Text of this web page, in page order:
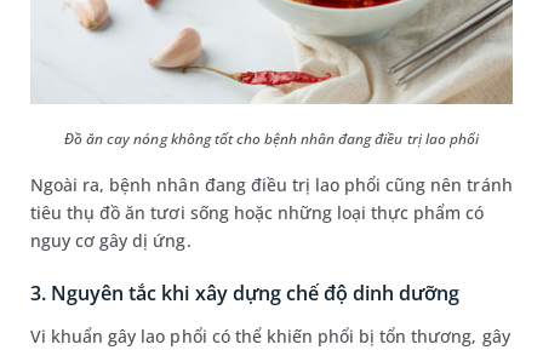
Đồ ăn cay nóng không tốt cho bệnh nhân đang điều trị lao phổi
Ngoài ra, bệnh nhân đang điều trị lao phổi cũng nên tránh
tiêu thụ đồ ăn tươi sống hoặc những loại thực phẩm có
nguy cơ gây dị ứng.
3. Nguyên tắc khi xây dựng chế độ dinh dưỡng
Vi khuẩn gây lao phổi có thể khiến phổi bị tổn thương, gây